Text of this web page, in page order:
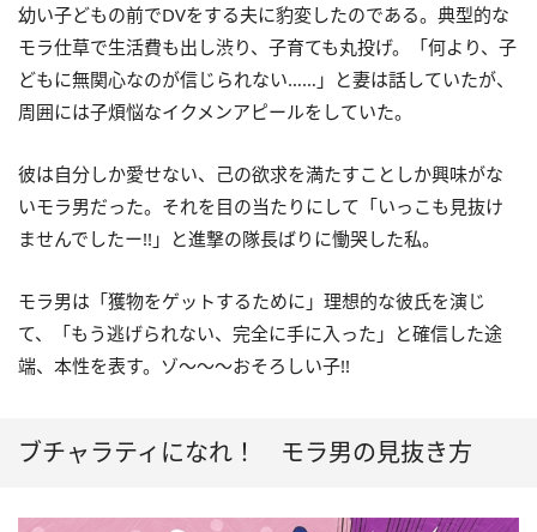
幼い子どもの前でDVをする夫に豹変したのである。典型的な
モラ仕草で生活費も出し渋り、子育ても丸投げ。「何より、子
どもに無関心なのが信じられない……」と妻は話していたが、
周囲には子煩悩なイクメンアピールをしていた。
彼は自分しか愛せない、己の欲求を満たすことしか興味がな
いモラ男だった。それを目の当たりにして「いっこも見抜け
ませんでしたー!!」と進撃の隊長ばりに慟哭した私。
モラ男は「獲物をゲットするために」理想的な彼氏を演じ
て、「もう逃げられない、完全に手に入った」と確信した途
端、本性を表す。ゾ～～～おそろしい子!!
ブチャラティになれ！ モラ男の見抜き方